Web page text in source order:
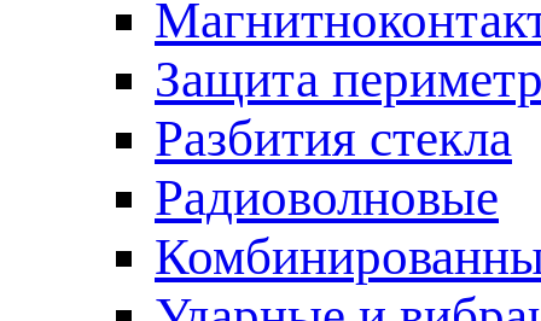
Защита
Разбития стекла
Радиоволновые